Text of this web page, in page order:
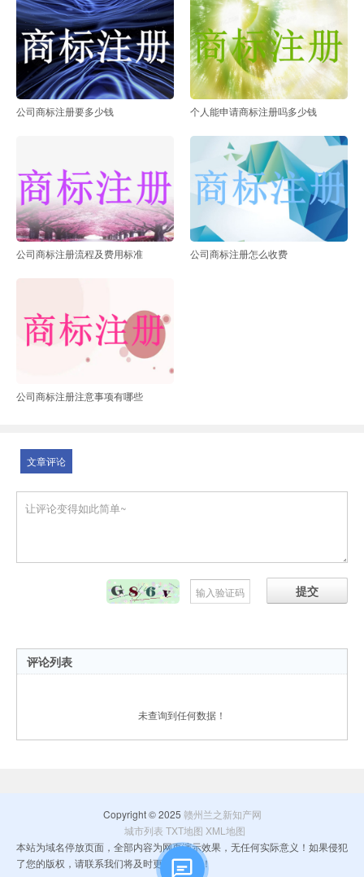
公司商标注册要多少钱 个人能申请商标注册吗多少钱
公司商标注册流程及费用标准 公司商标注册怎么收费
公司商标注册注意事项有哪些
文章评论
提交
评论列表
未查询到任何数据！
Copyright © 2025 赣州兰之新知产网
城市列表 TXT地图 XML地图
本站为域名停放页面，全部内容为网页演示效果，无任何实际意义！如果侵犯
了您的版权，请联系我们将及时更正和删除！